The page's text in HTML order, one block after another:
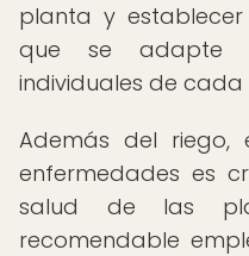
planta y
que se adapte
individuales de cada
Además del
enfermedades es
salud de las
recomendable